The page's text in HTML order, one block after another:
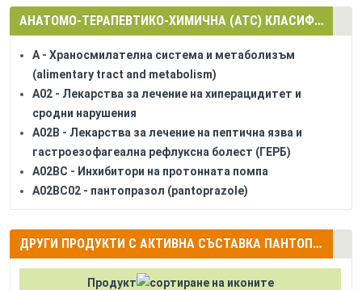
АНАТОМО-ТЕРАПЕВТИКО-ХИМИЧНА (АТС) КЛАСИФИКАЦИЯ
A - Храносмилателна система и метаболизъм
(alimentary tract and metabolism)
A02 - Лекарства за лечение на хиперацидитет и
сродни нарушения
A02B - Лекарства за лечение на пептична язва и
гастроезофагеална рефлуксна болест (ГЕРБ)
A02BC - Инхибитори на протонната помпа
A02BC02 - пантопразол (pantoprazole)
ДРУГИ ПРОДУКТИ С АКТИВНА СЪСТАВКА ПАНТОПРАЗОЛ (PANTOPRAZOLE)
Продукт